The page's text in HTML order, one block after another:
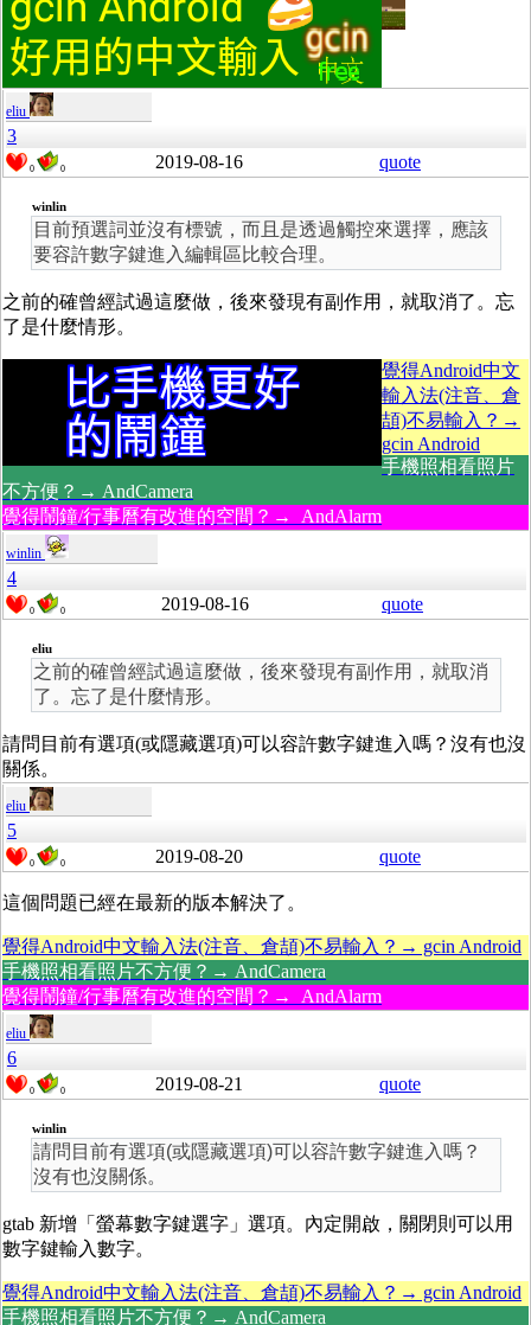
eliu
3
0 0 2019-08-16 quote
winlin
目前預選詞並沒有標號，而且是透過觸控來選擇，應該
要容許數字鍵進入編輯區比較合理。
之前的確曾經試過這麼做，後來發現有副作用，就取消了。忘
了是什麼情形。
覺得Android中文
輸入法(注音、倉
頡)不易輸入？→
gcin Android
手機照相看照片
不方便？→ AndCamera
覺得鬧鐘/行事曆有改進的空間？→ AndAlarm
winlin
4
0 0 2019-08-16 quote
eliu
之前的確曾經試過這麼做，後來發現有副作用，就取消
了。忘了是什麼情形。
請問目前有選項(或隱藏選項)可以容許數字鍵進入嗎？沒有也沒
關係。
eliu
5
0 0 2019-08-20 quote
這個問題已經在最新的版本解決了。
覺得Android中文輸入法(注音、倉頡)不易輸入？→ gcin Android
手機照相看照片不方便？→ AndCamera
覺得鬧鐘/行事曆有改進的空間？→ AndAlarm
eliu
6
0 0 2019-08-21 quote
winlin
請問目前有選項(或隱藏選項)可以容許數字鍵進入嗎？
沒有也沒關係。
gtab 新增「螢幕數字鍵選字」選項。內定開啟，關閉則可以用
數字鍵輸入數字。
覺得Android中文輸入法(注音、倉頡)不易輸入？→ gcin Android
手機照相看照片不方便？→ AndCamera